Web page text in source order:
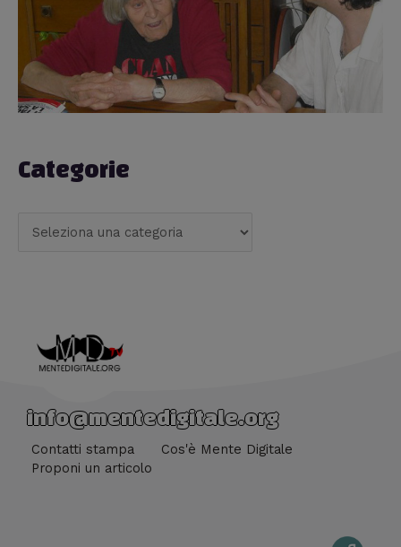
Categorie
info@mentedigitale.org
Contatti stampa
Cos'è Mente Digitale
Proponi un articolo